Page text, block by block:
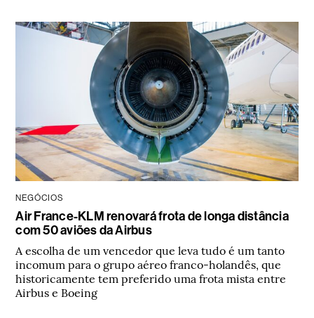
NEGÓCIOS
Air France-KLM renovará frota de longa distância
com 50 aviões da Airbus
A escolha de um vencedor que leva tudo é um tanto
incomum para o grupo aéreo franco-holandês, que
historicamente tem preferido uma frota mista entre
Airbus e Boeing